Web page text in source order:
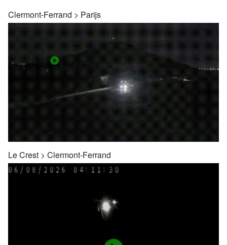
Clermont-Ferrand > Parijs
Le Crest > Clermont-Ferrand